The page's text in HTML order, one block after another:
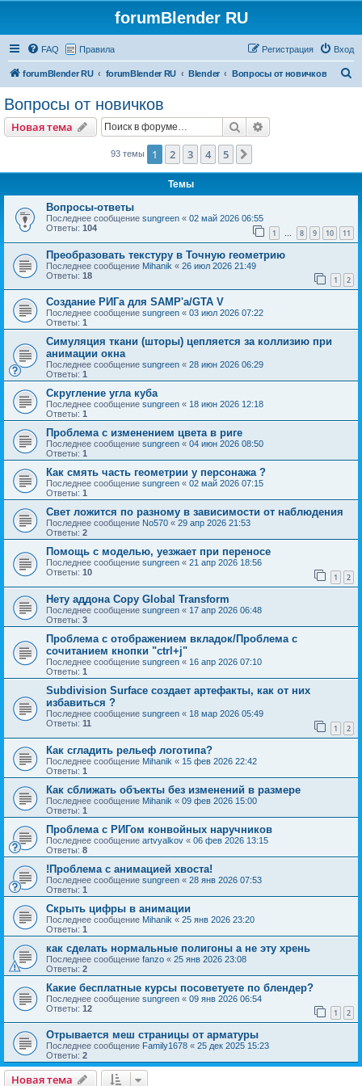
forumBlender RU
FAQ Правила Вход
Регистрация
forumBlender RU forumBlender RU Blender Вопросы от новичков
Вопросы от новичков
Новая тема Поиск
93 темы 1 2 3 4 5
Темы
Вопросы-ответы
Последнее сообщение sungreen « 02 май 2026 06:55
Ответы: 104 1 … 8 9 10 11
Преобразовать текстуру в Точную геометрию
Последнее сообщение Mihanik « 26 июл 2026 21:49
Ответы: 18 1 2
Создание РИГа для SAMP'a/GTA V
Последнее сообщение sungreen « 03 июл 2026 07:22
Ответы: 1
Симуляция ткани (шторы) цепляется за коллизию при
анимации окна
Последнее сообщение sungreen « 28 июн 2026 06:29
Ответы: 1
Скругление угла куба
Последнее сообщение sungreen « 18 июн 2026 12:18
Ответы: 1
Проблема с изменением цвета в риге
Последнее сообщение sungreen « 04 июн 2026 08:50
Ответы: 1
Как смять часть геометрии у персонажа ?
Последнее сообщение sungreen « 02 май 2026 07:15
Ответы: 1
Свет ложится по разному в зависимости от наблюдения
Последнее сообщение No570 « 29 апр 2026 21:53
Ответы: 2
Помощь с моделью, уезжает при переносе
Последнее сообщение sungreen « 21 апр 2026 18:56
Ответы: 10 1 2
Нету аддона Copy Global Transform
Последнее сообщение sungreen « 17 апр 2026 06:48
Ответы: 3
Проблема с отображением вкладок/Проблема с
сочитанием кнопки "ctrl+j"
Последнее сообщение sungreen « 16 апр 2026 07:10
Ответы: 1
Subdivision Surface создает артефакты, как от них
избавиться ?
Последнее сообщение sungreen « 18 мар 2026 05:49
Ответы: 11 1 2
Как сгладить рельеф логотипа?
Последнее сообщение Mihanik « 15 фев 2026 22:42
Ответы: 1
Как сближать объекты без изменений в размере
Последнее сообщение Mihanik « 09 фев 2026 15:00
Ответы: 1
Проблема с РИГом конвойных наручников
Последнее сообщение artvyalkov « 06 фев 2026 13:15
Ответы: 8
!Проблема с анимацией хвоста!
Последнее сообщение sungreen « 28 янв 2026 07:53
Ответы: 1
Скрыть цифры в анимации
Последнее сообщение Mihanik « 25 янв 2026 23:20
Ответы: 1
как сделать нормальные полигоны а не эту хрень
Последнее сообщение fanzo « 25 янв 2026 23:08
Ответы: 2
Какие бесплатные курсы посоветуете по блендер?
Последнее сообщение sungreen « 09 янв 2026 06:54
Ответы: 12 1 2
Отрывается меш страницы от арматуры
Последнее сообщение Family1678 « 25 дек 2025 15:23
Ответы: 2
Новая тема